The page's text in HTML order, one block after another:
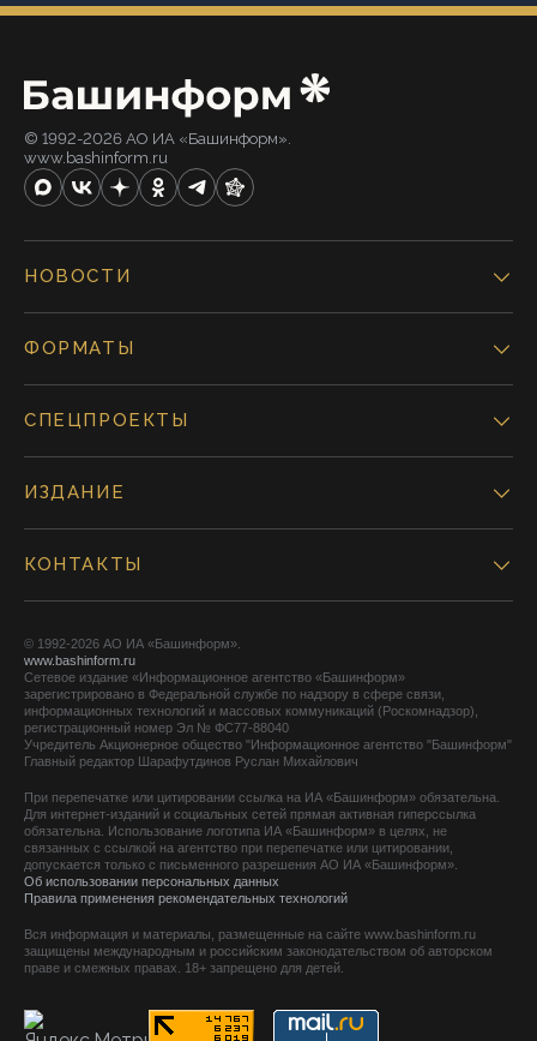
© 1992-2026 АО ИА «Башинформ».
www.bashinform.ru
НОВОСТИ
ФОРМАТЫ
СПЕЦПРОЕКТЫ
ИЗДАНИЕ
КОНТАКТЫ
© 1992-2026 АО ИА «Башинформ».
www.bashinform.ru
Сетевое издание «Информационное агентство «Башинформ»
зарегистрировано в Федеральной службе по надзору в сфере связи,
информационных технологий и массовых коммуникаций (Роскомнадзор),
регистрационный номер Эл № ФС77-88040
Учредитель Акционерное общество "Информационное агентство "Башинформ"
Главный редактор Шарафутдинов Руслан Михайлович
При перепечатке или цитировании ссылка на ИА «Башинформ» обязательна.
Для интернет-изданий и социальных сетей прямая активная гиперссылка
обязательна. Использование логотипа ИА «Башинформ» в целях, не
связанных с ссылкой на агентство при перепечатке или цитировании,
допускается только с письменного разрешения АО ИА «Башинформ».
Об использовании персональных данных
Правила применения рекомендательных технологий
Вся информация и материалы, размещенные на сайте www.bashinform.ru
защищены международным и российским законодательством об авторском
праве и смежных правах. 18+ запрещено для детей.